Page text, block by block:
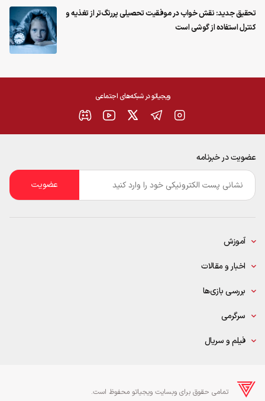
تحقیق جدید: نقش خواب در موفقیت تحصیلی پررنگ‌تر از تغذیه و
کنترل استفاده از گوشی است
ویجیاتو در شبکه‌های اجتماعی
عضویت در خبرنامه
ایمیل
آموزش
اخبار و مقالات
بررسی بازی‌ها
سرگرمی
فیلم و سریال
تمامی حقوق برای وبسایت ویجیاتو محفوظ است.